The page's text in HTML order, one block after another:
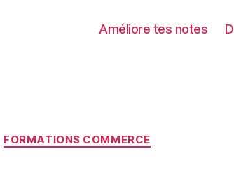
Améliore tes notes
Catégories
FORMATIONS COMMERCE